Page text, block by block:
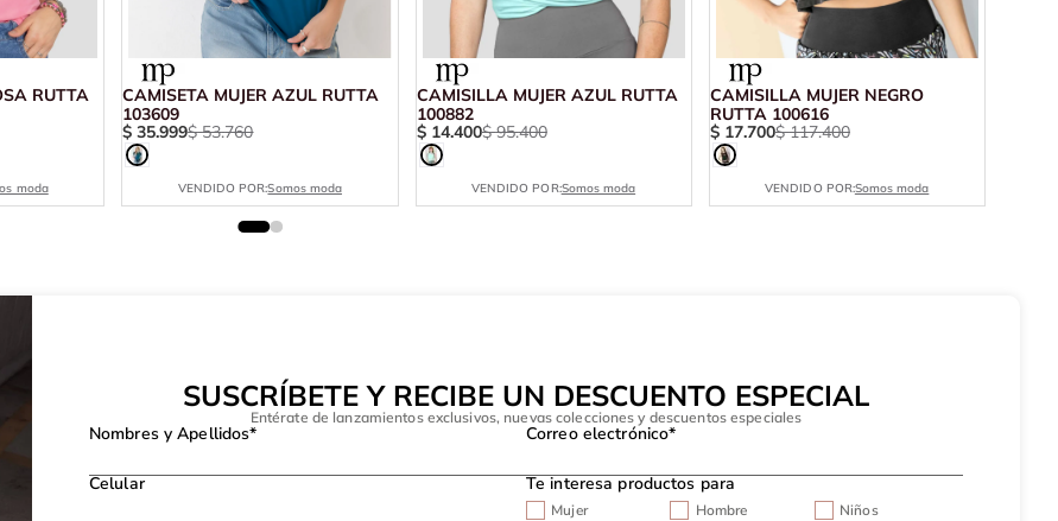
RUTTA
moda
CAMISETA MUJER AZUL RUTTA
103609
$ 35.999$ 53.760
VENDIDO POR:Somos moda
CAMISILLA MUJER AZUL RUTTA
100882
$ 14.400$ 95.400
VENDIDO POR:Somos moda
CAMISILLA MUJER NEGRO
RUTTA 100616
$ 17.700$ 117.400
VENDIDO POR:Somos moda
SUSCRÍBETE Y RECIBE UN DESCUENTO ESPECIAL
Entérate de lanzamientos exclusivos, nuevas colecciones y descuentos especiales
Nombres y Apellidos* Correo electrónico*
Celular Te interesa productos para
Mujer Hombre
Niños